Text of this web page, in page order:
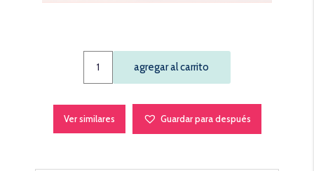
(rosado)
agregar al carrito
Ver similares Guardar para después